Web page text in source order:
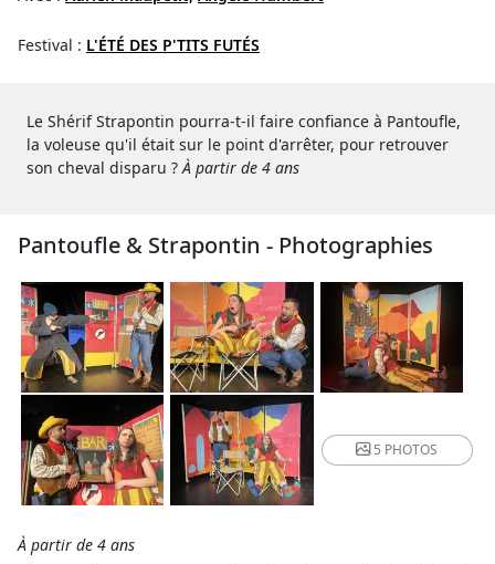
Festival : L'ÉTÉ DES P'TITS FUTÉS
Le Shérif Strapontin pourra-t-il faire confiance à Pantoufle,
la voleuse qu'il était sur le point d'arrêter, pour retrouver
son cheval disparu ?À partir de 4 ans
Pantoufle & Strapontin - Photographies
5 PHOTOS
À partir de 4 ans